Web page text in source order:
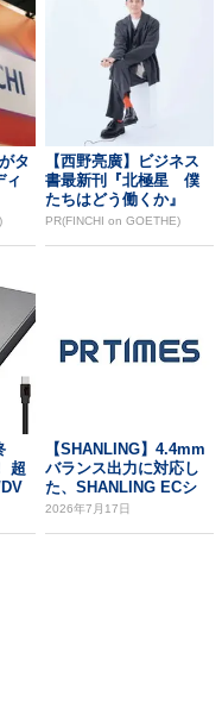
タ
ィ
【西野亮廣】ビジネス
書最新刊『北極星 僕
たちはどう働くか』
PR(FINCHI on GOETHE)
超
【SHANLING】4.4mm
バランス出力に対応し
た、SHANLING ECシ
リ...
2026年7月17日